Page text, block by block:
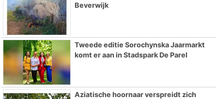
Beverwijk
Tweede editie Sorochynska Jaarmarkt
komt er aan in Stadspark De Parel
Aziatische hoornaar verspreidt zich